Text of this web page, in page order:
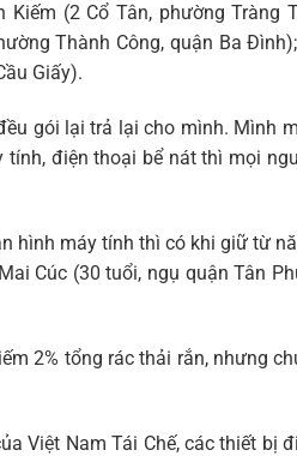
(2 Cổ Tân, phường Tràng
Thành Công, quận Ba
Giấy).
gói lại trả lại cho mình. Mình
điện thoại bể nát thì mọi
hình máy tính thì có khi giữ từ
Cúc (30 tuổi, ngụ quận Tân
2% tổng rác thải rắn, nhưng
Việt Nam Tái Chế, các thiết bị